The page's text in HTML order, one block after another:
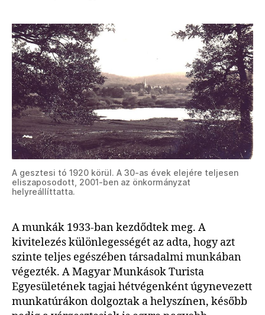
A gesztesi tó 1920 körül. A 30-as évek elejére teljesen
eliszaposodott, 2001-ben az önkormányzat
helyreállíttatta.
A munkák 1933-ban kezdődtek meg. A
kivitelezés különlegességét az adta, hogy azt
szinte teljes egészében társadalmi munkában
végezték. A Magyar Munkások Turista
Egyesületének tagjai hétvégenként úgynevezett
munkatúrákon dolgoztak a helyszínen, később